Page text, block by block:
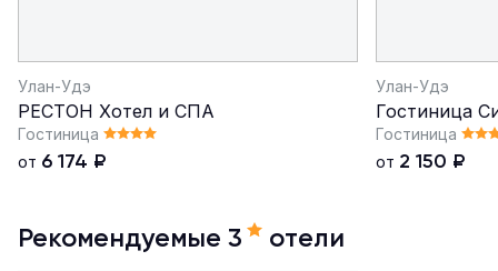
Улан-Удэ
РЕСТОН Хотел и СПА
Гостиница
от 6 174 ₽
Улан-Удэ
Гостиница
Гостиница
от 2 150 ₽
Рекомендуемые 3 отели